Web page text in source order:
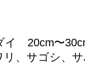
イ 20cm〜
、サゴシ、